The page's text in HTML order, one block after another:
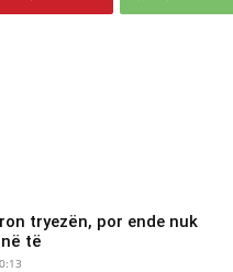
tryezën, por ende nuk
të